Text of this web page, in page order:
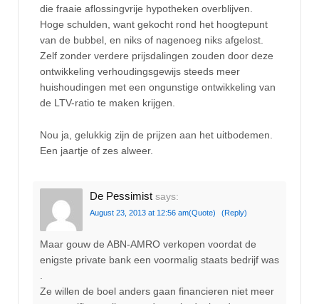
die fraaie aflossingvrije hypotheken overblijven.
Hoge schulden, want gekocht rond het hoogtepunt
van de bubbel, en niks of nagenoeg niks afgelost.
Zelf zonder verdere prijsdalingen zouden door deze
ontwikkeling verhoudingsgewijs steeds meer
huishoudingen met een ongunstige ontwikkeling van
de LTV-ratio te maken krijgen.
Nou ja, gelukkig zijn de prijzen aan het uitbodemen.
Een jaartje of zes alweer.
De Pessimist says:
August 23, 2013 at 12:56 am(Quote) (Reply)
Maar gouw de ABN-AMRO verkopen voordat de
enigste private bank een voormalig staats bedrijf was
.
Ze willen de boel anders gaan financieren niet meer